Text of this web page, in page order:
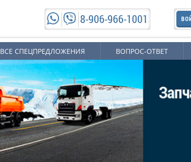
8-906-966-1001
ВСЕ СПЕЦПРЕДЛОЖЕНИЯ ВОПРОС-ОТВЕТ